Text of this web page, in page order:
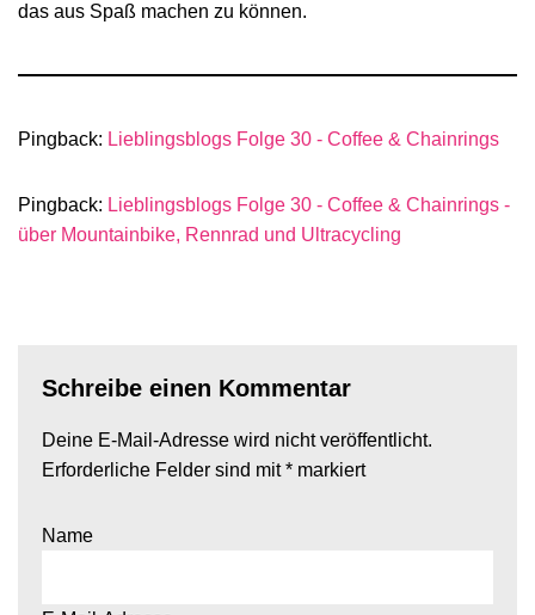
das aus Spaß machen zu können.
Pingback: Lieblingsblogs Folge 30 - Coffee & Chainrings
Pingback: Lieblingsblogs Folge 30 - Coffee & Chainrings -
über Mountainbike, Rennrad und Ultracycling
Schreibe einen Kommentar
Deine E-Mail-Adresse wird nicht veröffentlicht.
Erforderliche Felder sind mit* markiert
Name